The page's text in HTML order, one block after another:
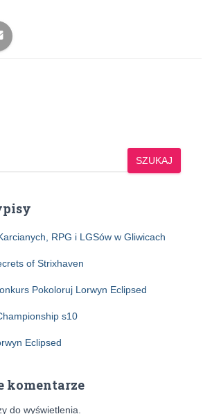
SZUKAJ
RPG i LGSów w Gliwicach
of Strixhaven
Pokoloruj Lorwyn Eclipsed
s10
Eclipsed
komentarze
do wyświetlenia.